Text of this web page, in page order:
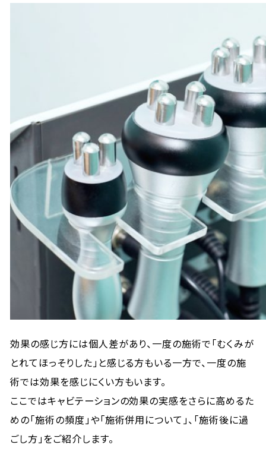
効果の感じ方には個人差があり、一度の施術で「むくみが
とれてほっそりした」と感じる方もいる一方で、一度の施
術では効果を感じにくい方もいます。
ここではキャビテーションの効果の実感をさらに高めるた
めの「施術の頻度」や「施術併用について」、「施術後に過
ごし方」をご紹介します。